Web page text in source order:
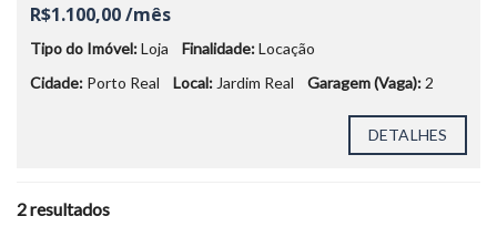
R$1.100,00 /mês
Tipo do Imóvel:Loja Finalidade:Locação
Cidade: Porto Real Local: Jardim Real Garagem (Vaga): 2
DETALHES
2 resultados